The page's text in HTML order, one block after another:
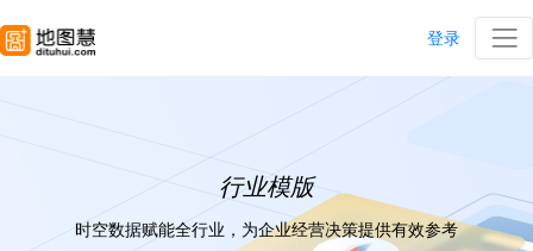
登录
行业模版
时空数据赋能全行业，为企业经营决策提供有效参考